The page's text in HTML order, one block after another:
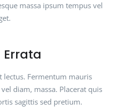
massa ipsum tempus vel
Errata
lectus. Fermentum mauris
diam, massa. Placerat quis
sagittis sed pretium.